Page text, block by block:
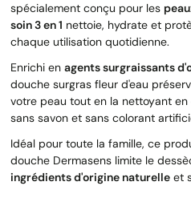
spécialement conçu pour les
soin 3 en 1 nettoie, hydrate et
chaque utilisation quotidienne.
Enrichi en agents surgraissants
douche surgras fleur d'eau
votre peau tout en la nettoyant en
sans savon et sans colorant
Idéal pour toute la famille, ce
douche Dermasens limite le
ingrédients d'origine naturelle et